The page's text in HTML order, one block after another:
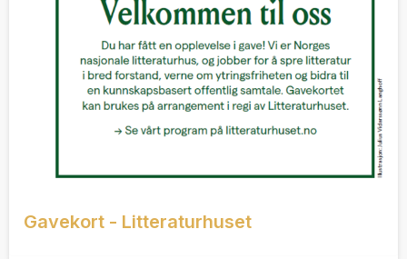
Gavekort - Litteraturhuset